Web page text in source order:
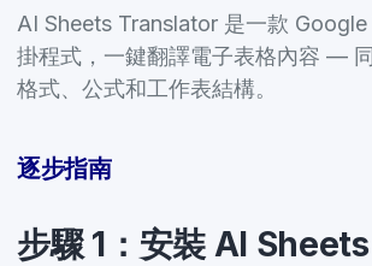
AI Sheets Translator 是一款
掛程式，一鍵翻譯電子表格內容 —
格式、公式和工作表結構。
逐步指南
步驟 1：安裝 AI Sheets